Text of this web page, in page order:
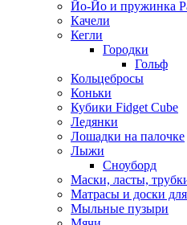
Йо-Йо и пружинка
Качели
Кегли
Городки
Гольф
Кольцебросы
Коньки
Кубики Fidget Cube
Ледянки
Лошадки на палочке
Лыжи
Сноуборд
Маски, ласты,
Матрасы и доски
Мыльные пузыри